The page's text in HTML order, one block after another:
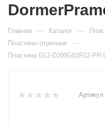
Главная — Каталог —
Пластины отрезные —
Пластина GL2-D200G02R12-
Артикул: